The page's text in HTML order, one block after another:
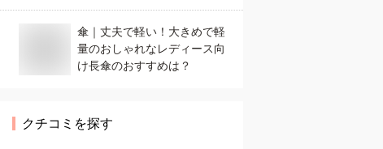
傘｜丈夫で軽い！大きめで軽
量のおしゃれなレディース向
け長傘のおすすめは？
クチコミを探す